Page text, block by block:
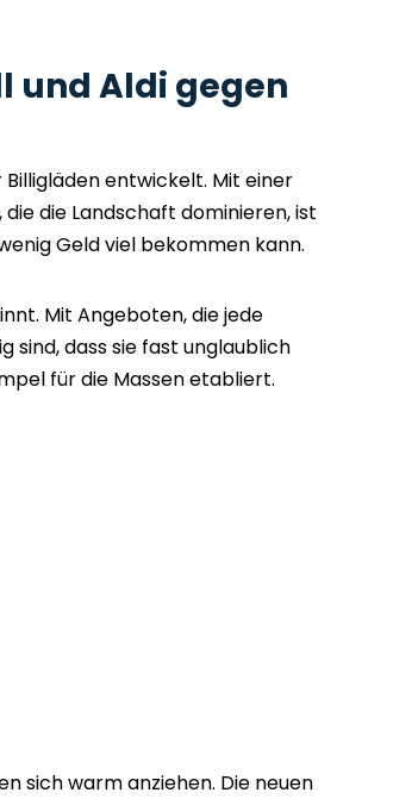
und Aldi gegen
entwickelt. Mit einer
die Landschaft dominieren, ist
Geld viel bekommen kann.
Mit Angeboten, die jede
sind, dass sie fast unglaublich
für die Massen etabliert.
sich warm anziehen. Die neuen